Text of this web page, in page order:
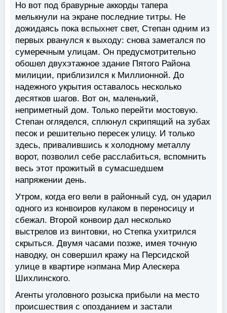
Но вот под бравурные аккорды тапера
мелькнули на экране последние титры. Не
дожидаясь пока вспыхнет свет, Степан одним из
первых рванулся к выходу: снова заметался по
сумеречным улицам. Он предусмотрительно
обошел двухэтажное здание Пятого Района
милиции, приблизился к Миллионной. До
надежного укрытия оставалось несколько
десятков шагов. Вот он, маленький,
неприметный дом. Только перейти мостовую.
Степан огляделся, сплюнул скрипящий на зубах
песок и решительно пересек улицу. И только
здесь, привалившись к холодному металлу
ворот, позволил себе расслабиться, вспомнить
весь этот прожитый в сумасшедшем
напряжении день.
Утром, когда его вели в районный суд, он ударил
одного из конвоиров кулаком в переносицу и
сбежал. Второй конвоир дал несколько
выстрелов из винтовки, но Степка ухитрился
скрыться. Двумя часами позже, имея точную
наводку, он совершил кражу на Персидской
улице в квартире нэпмана Мир Алескера
Шихлинского.
Агенты уголовного розыска прибыли на место
происшествия с опозданием и застали